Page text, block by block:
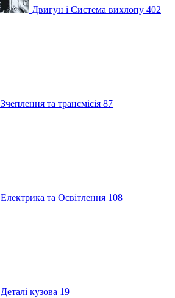
Двигун і Система вихлопу 402
Зчеплення та трансмісія 87
Електрика та Освітлення 108
Деталі кузова 19